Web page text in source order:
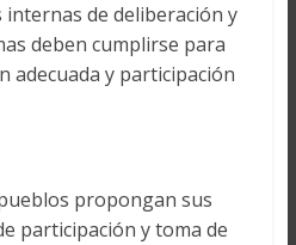
de deliberación y
deben cumplirse para
adecuada y participación
propongan sus
participación y toma de